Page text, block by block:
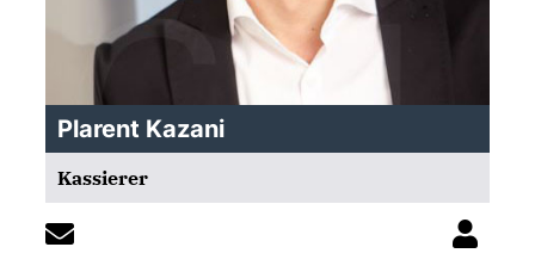
Plarent Kazani
Kassierer